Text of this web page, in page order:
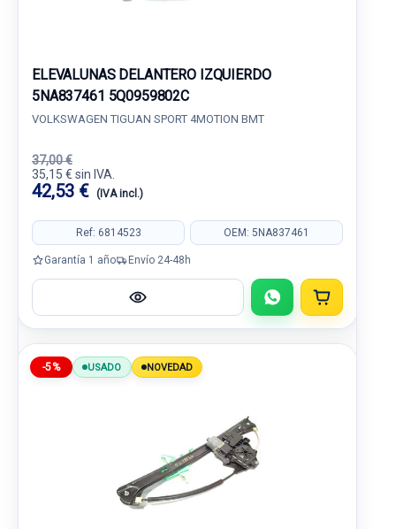
ELEVALUNAS DELANTERO IZQUIERDO
5NA837461 5Q0959802C
VOLKSWAGEN TIGUAN SPORT 4MOTION BMT
37,00 €
35,15 € sin IVA.
42,53 € (IVA incl.)
Ref: 6814523 OEM: 5NA837461
Garantía 1 año Envío 24-48h
-5% USADO NOVEDAD